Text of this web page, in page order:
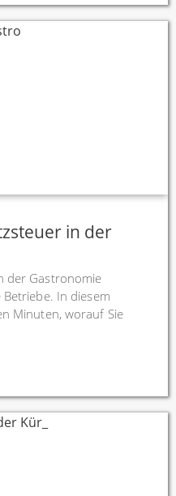
in der
der Gastronomie
In diesem
Minuten, worauf Sie